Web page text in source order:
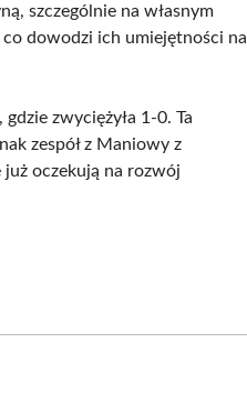
szczególnie na własnym
dowodzi ich umiejętności na
zwyciężyła 1-0. Ta
zespół z Maniowy z
już oczekują na rozwój